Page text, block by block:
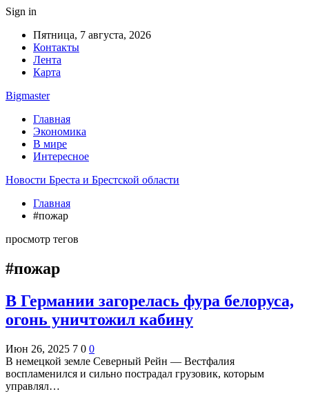
Sign in
Пятница, 7 августа, 2026
Контакты
Лента
Карта
Bigmaster
Главная
Экономика
В мире
Интересное
Новости Бреста и Брестской области
Главная
#пожар
просмотр тегов
#пожар
В Германии загорелась фура белоруса,
огонь уничтожил кабину
Июн 26, 2025 7 0 0
В немецкой земле Северный Рейн — Вестфалия
воспламенился и сильно пострадал грузовик, которым
управлял…